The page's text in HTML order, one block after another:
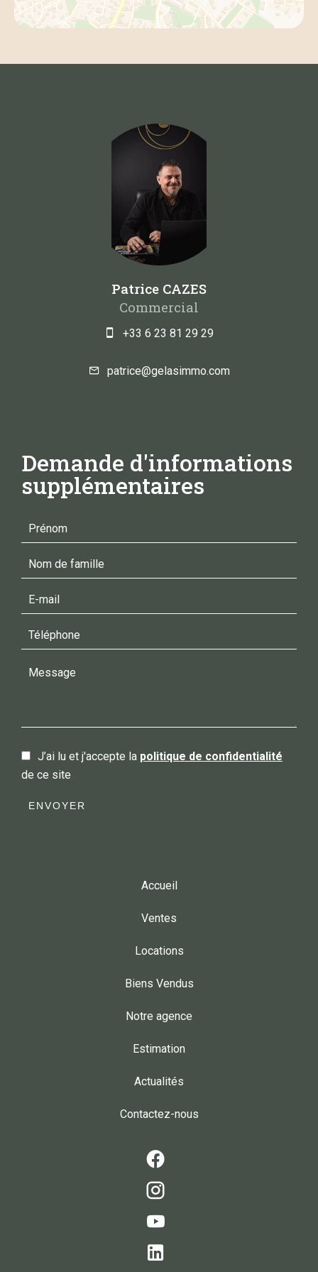
Patrice CAZES
Commercial
+33 6 23 81 29 29
patrice@gelasimmo.com
Demande d'informations
supplémentaires
J’ai lu et j'accepte la politique de confidentialité
de ce site
ENVOYER
Accueil
Ventes
Locations
Biens Vendus
Notre agence
Estimation
Actualités
Contactez-nous